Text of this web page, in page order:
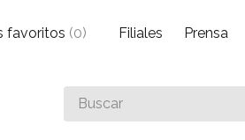
Buscar
algo
favoritos (0) Filiales Prensa